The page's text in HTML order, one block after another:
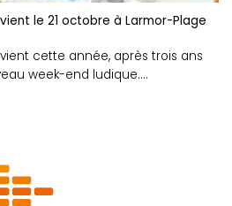
le 21 octobre à Larmor-Plage
cette année, après trois ans
week-end ludique....